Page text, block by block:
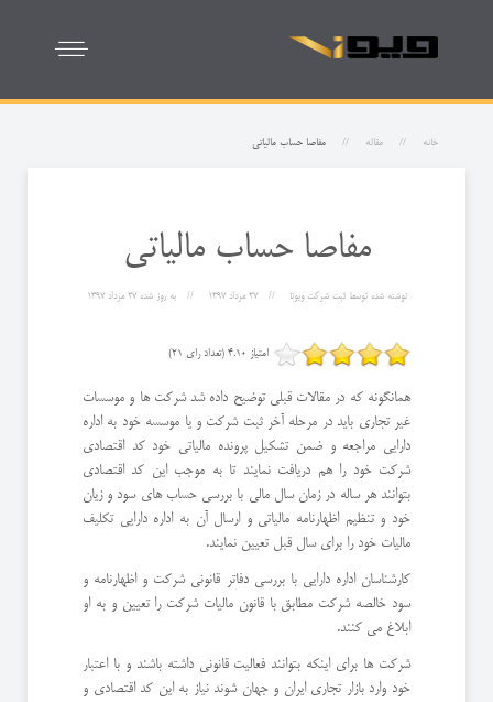
خانه مقاله مفاصا حساب مالیاتی
مفاصا حساب مالیاتی
نوشته شده توسطثبت شرکت ویونا 27 مرداد 1397 به روز شده27 مرداد 1397
امتیاز 4.10 (تعداد رای 21)
همانگونه که در مقالات قبلی توضیح داده شد شرکت ها و موسسات
غیر تجاری باید در مرحله آخر ثبت شرکت و یا موسسه خود به اداره
دارایی مراجعه و ضمن تشکیل پرونده مالیاتی خود کد اقتصادی
شرکت خود را هم دریافت نمایند تا به موجب این کد اقتصادی
بتوانند هر ساله در زمان سال مالی با بررسی حساب های سود و زیان
خود و تنظیم اظهارنامه مالیاتی و ارسال آن به اداره دارایی تکلیف
مالیات خود را برای سال قبل تعیین نمایند.
کارشناسان اداره دارایی با بررسی دفاتر قانونی شرکت و اظهارنامه و
سود خالصه شرکت مطابق با قانون مالیات شرکت را تعیین و به او
ابلاغ می کنند.
شرکت ها برای اینکه بتوانند فعالیت قانونی داشته باشند و با اعتبار
خود وارد بازار تجاری ایران و جهان شوند نیاز به این کد اقتصادی و